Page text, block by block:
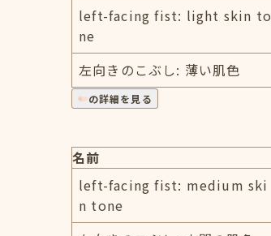
left-facing fist: light skin to
ne
左向きのこぶし: 薄い肌色
の詳細を見る
名前
left-facing fist: medium ski
n tone